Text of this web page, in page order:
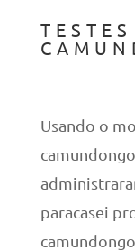
Usando o
paracasei